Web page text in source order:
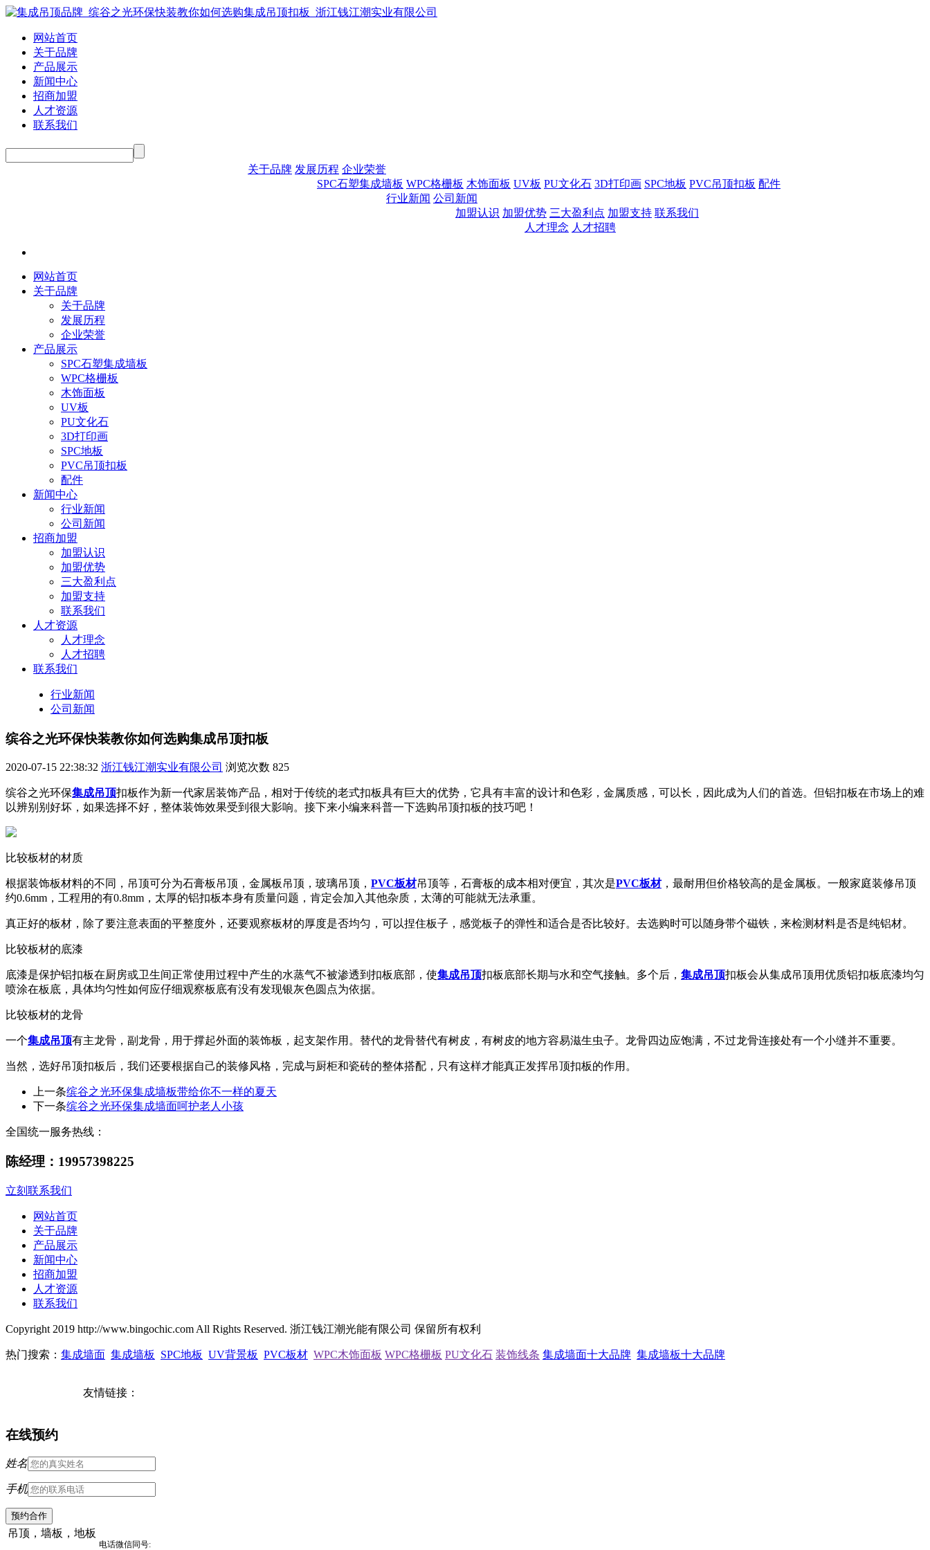
网站首页
关于品牌
产品展示
新闻中心
招商加盟
人才资源
联系我们
关于品牌 发展历程 企业荣誉
SPC石塑集成墙板 WPC格栅板 木饰面板 UV板 PU文化石 3D打印画 SPC地板 PVC吊顶扣板 配件
行业新闻 公司新闻
加盟认识 加盟优势 三大盈利点 加盟支持 联系我们
人才理念 人才招聘
网站首页
关于品牌
关于品牌
发展历程
企业荣誉
产品展示
SPC石塑集成墙板
WPC格栅板
木饰面板
UV板
PU文化石
3D打印画
SPC地板
PVC吊顶扣板
配件
新闻中心
行业新闻
公司新闻
招商加盟
加盟认识
加盟优势
三大盈利点
加盟支持
联系我们
人才资源
人才理念
人才招聘
联系我们
行业新闻
公司新闻
缤谷之光环保快装教你如何选购集成吊顶扣板
2020-07-15 22:38:32 浙江钱江潮实业有限公司 浏览次数 825
缤谷之光环保集成吊顶扣板作为新一代家居装饰产品，相对于传统的老式扣板具有巨大的优势，它具有丰富的设计和色彩，金属质感，可以长，因此成为人们的首选。但铝扣板在市场上的难
以辨别别好坏，如果选择不好，整体装饰效果受到很大影响。接下来小编来科普一下选购吊顶扣板的技巧吧！
比较板材的材质
根据装饰板材料的不同，吊顶可分为石膏板吊顶，金属板吊顶，玻璃吊顶， PVC板材吊顶等，石膏板的成本相对便宜，其次是PVC板材，最耐用但价格较高的是金属板。一般家庭装修吊顶
约0.6mm，工程用的有0.8mm，太厚的铝扣板本身有质量问题，肯定会加入其他杂质，太薄的可能就无法承重。
真正好的板材，除了要注意表面的平整度外，还要观察板材的厚度是否均匀，可以捏住板子，感觉板子的弹性和适合是否比较好。去选购时可以随身带个磁铁，来检测材料是否是纯铝材。
比较板材的底漆
底漆是保护铝扣板在厨房或卫生间正常使用过程中产生的水蒸气不被渗透到扣板底部，使集成吊顶扣板底部长期与水和空气接触。多个后， 集成吊顶扣板会从集成吊顶用优质铝扣板底漆均匀
喷涂在板底，具体均匀性如何应仔细观察板底有没有发现银灰色圆点为依据。
比较板材的龙骨
一个集成吊顶有主龙骨，副龙骨，用于撑起外面的装饰板，起支架作用。替代的龙骨替代有树皮，有树皮的地方容易滋生虫子。龙骨四边应饱满，不过龙骨连接处有一个小缝并不重要。
当然，选好吊顶扣板后，我们还要根据自己的装修风格，完成与厨柜和瓷砖的整体搭配，只有这样才能真正发挥吊顶扣板的作用。
上一条缤谷之光环保集成墙板带给你不一样的夏天
下一条缤谷之光环保集成墙面呵护老人小孩
全国统一服务热线：
陈经理：19957398225
立刻联系我们
网站首页
关于品牌
产品展示
新闻中心
招商加盟
人才资源
联系我们
Copyright 2019 http://www.bingochic.com All Rights Reserved. 浙江钱江潮光能有限公司 保留所有权利
热门搜索： 集成墙面 集成墙板 SPC地板 UV背景板 PVC板材 WPC木饰面板 WPC格栅板 PU文化石 装饰线条 集成墙面十大品牌 集成墙板十大品牌
友情链接：
在线预约
姓名
手机
吊顶，墙板，地板
电话微信同号: